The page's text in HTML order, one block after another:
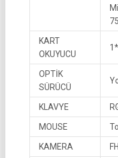
KART
OKUYUCU
OPTİK
SÜRÜCÜ
KLAVYE
MOUSE
KAMERA